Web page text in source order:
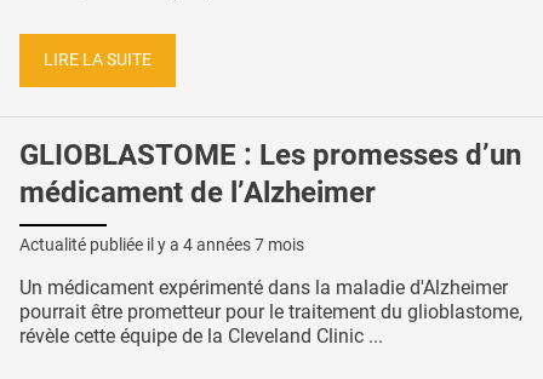
LIRE LA SUITE
GLIOBLASTOME : Les promesses d’un
médicament de l’Alzheimer
Actualité publiée il y a 4 années 7 mois
Un médicament expérimenté dans la maladie d'Alzheimer
pourrait être prometteur pour le traitement du glioblastome,
révèle cette équipe de la Cleveland Clinic ...